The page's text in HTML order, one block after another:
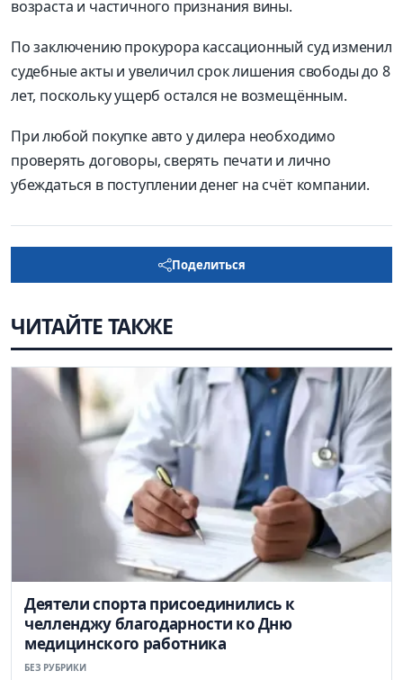
возраста и частичного признания вины.
По заключению прокурора кассационный суд изменил
судебные акты и увеличил срок лишения свободы до 8
лет, поскольку ущерб остался не возмещённым.
При любой покупке авто у дилера необходимо
проверять договоры, сверять печати и лично
убеждаться в поступлении денег на счёт компании.
Поделиться
ЧИТАЙТЕ ТАКЖЕ
Деятели спорта присоединились к
челленджу благодарности ко Дню
медицинского работника
БЕЗ РУБРИКИ